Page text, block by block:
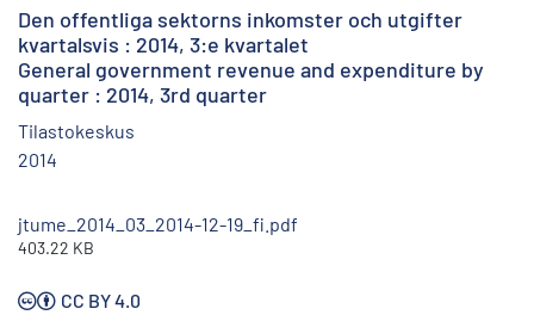
Den offentliga sektorns inkomster och utgifter
kvartalsvis : 2014, 3:e kvartalet
General government revenue and expenditure by
quarter : 2014, 3rd quarter
Tilastokeskus
2014
jtume_2014_03_2014-12-19_fi.pdf
403.22 KB
CC BY 4.0